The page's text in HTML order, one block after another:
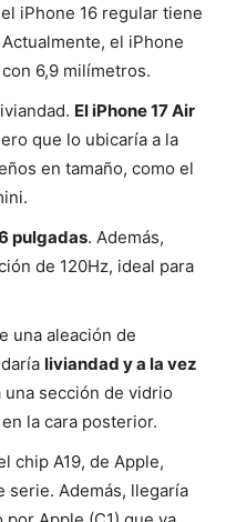
iPhone 16 regular tiene
el iPhone
6,9 milímetros.
El iPhone 17 Air
que lo ubicaría a la
en tamaño, como el
pulgadas. Además,
de 120Hz, ideal para
una aleación de
liviandad y a la vez
una sección de vidrio
la cara posterior.
chip A19, de Apple,
serie. Además, llegaría